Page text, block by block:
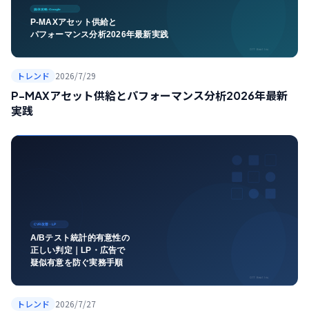
トレンド 2026/7/29
P-MAXアセット供給とパフォーマンス分析2026年最新
実践
トレンド 2026/7/27